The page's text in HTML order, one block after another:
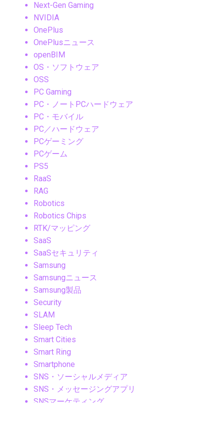
Next-Gen Gaming
NVIDIA
OnePlus
OnePlusニュース
openBIM
OS・ソフトウェア
OSS
PC Gaming
PC・ノートPCハードウェア
PC・モバイル
PC／ハードウェア
PCゲーミング
PCゲーム
PS5
RaaS
RAG
Robotics
Robotics Chips
RTK/マッピング
SaaS
SaaSセキュリティ
Samsung
Samsungニュース
Samsung製品
Security
SLAM
Sleep Tech
Smart Cities
Smart Ring
Smartphone
SNS・ソーシャルメディア
SNS・メッセージングアプリ
SNSマーケティング